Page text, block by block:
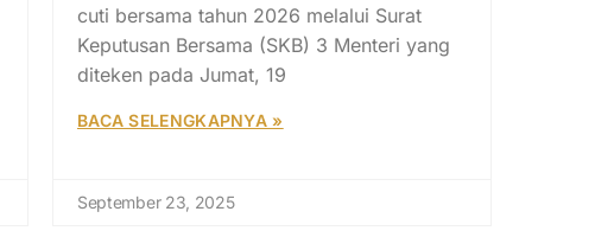
cuti bersama tahun 2026 melalui Surat
Keputusan Bersama (SKB) 3 Menteri yang
diteken pada Jumat, 19
BACA SELENGKAPNYA »
September 23, 2025